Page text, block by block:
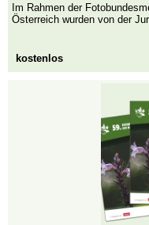
Im Rahmen der
Österreich wurden von der
kostenlos